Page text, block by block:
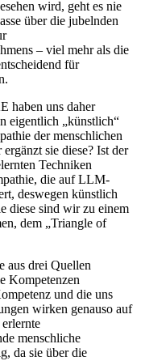
wird, geht es nie
über die jubelnden
– viel mehr als die
für
haben uns daher
eigentlich „künstlich“
der menschlichen
sie diese? Ist der
Techniken
die auf LLM-
deswegen künstlich
diese sind wir zu einem
dem „Triangle of
aus drei Quellen
Kompetenzen
und die uns
wirken genauso auf
menschliche
da sie über die